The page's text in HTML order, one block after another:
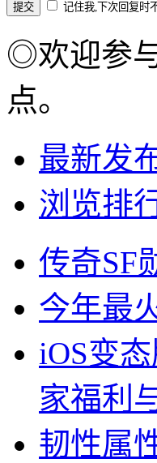
记住我,下次回复时
◎欢迎参
点。
最新发
浏览排
传奇SF
今年最
iOS变
家福利
韧性属